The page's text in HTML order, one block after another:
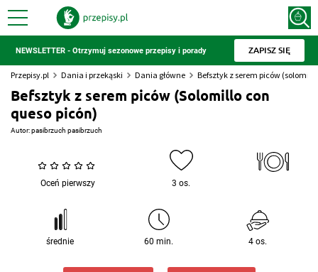
NEWSLETTER - Otrzymuj sezonowe przepisy i porady ZAPISZ SIĘ
Przepisy.pl Dania i przekąski Dania główne Befsztyk z serem piców
Befsztyk z serem piców (Solomillo con
queso picón)
Autor:pasibrzuch pasibrzuch
Oceń pierwszy 3 os.
średnie 60 min. 4 os.